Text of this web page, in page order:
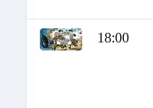
18:00